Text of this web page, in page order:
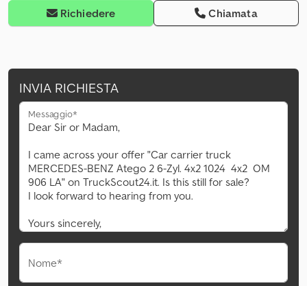
Richiedere Chiamata
INVIA RICHIESTA
Messaggio*
Nome*